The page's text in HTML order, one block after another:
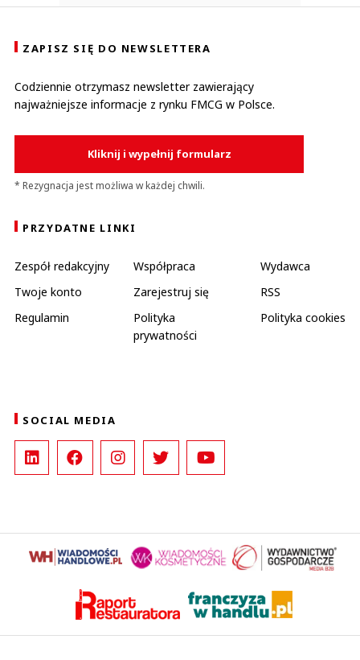
ZAPISZ SIĘ DO NEWSLETTERA
Codziennie otrzymasz newsletter zawierający
najważniejsze informacje z rynku FMCG w Polsce.
Kliknij i wypełnij formularz
* Rezygnacja jest możliwa w każdej chwili.
PRZYDATNE LINKI
Zespół redakcyjny Współpraca
Wydawca
Twoje konto
Zarejestruj się
RSS
Regulamin
Polityka
prywatności
Polityka cookies
SOCIAL MEDIA